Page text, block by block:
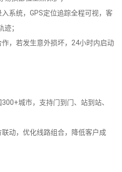
系统，GPS定位追踪全程可视，客
迹；
，若发生意外损坏，24小时内启动
城市，支持门到门、站到站、
动，优化线路组合，降低客户成